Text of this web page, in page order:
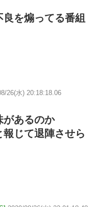
を煽ってる番組
26(水) 20:18:18.06
があるのか
じて退陣させら